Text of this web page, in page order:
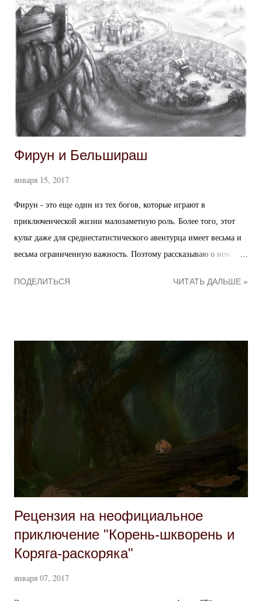
насыщенных интересной информацией об Империи Хораса и ее
столице Винзальте, сценками-виньетками для передачи местного
колорита и небольшой зарядкой для ума. Кроме того, купив
приключение, вы поддержите молодой проект "Тёмное Око",
которым я два года занималась из чистого энтузиазма. Для меня
начало платных публикаций - важная веха, хотя я даже не
рассчитываю на какие-то серьезные прибыли. ...
Фирун и Бельшираш
января 15, 2017
Фирун - это еще один из тех богов, которые играют в
приключенческой жизни малозаметную роль. Более того, этот
культ даже для среднестатистического авентурца имеет весьма и
весьма ограниченную важность. Поэтому рассказываю о нем
антиподе. Белый охотник, Старик с горы, Магистр дисциплины,
животное - белый медведь, и самого бога изображают
мужчиной, одетым в медвежью шкуру, с медвежьей головой или
даже просто как медведя. Месяц фирун - седьмой в авентурском
Кристальный Дворец Фируна Мирскими задачами священников
считается охрана охотничих угодий и роль вожатого в диких
местах. Церковь Фируна как таковая существует практически
только номинально: она не организована иерахически, не
вмешивается в политику, на...
ПОДЕЛИТЬСЯ ЧИТАТЬ ДАЛЬШЕ »
Рецензия на неофициальное
приключение "Корень-шкворень и
Коряга-раскоряка"
января 07, 2017